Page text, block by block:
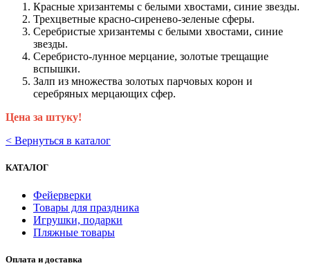
Красные хризантемы с белыми хвостами, синие звезды.
Трехцветные красно-сиренево-зеленые сферы.
Серебристые хризантемы с белыми хвостами, синие
звезды.
Серебристо-лунное мерцание, золотые трещащие
вспышки.
Залп из множества золотых парчовых корон и
серебряных мерцающих сфер.
Цена за штуку!
< Вернуться в каталог
КАТАЛОГ
Фейерверки
Товары для праздника
Игрушки, подарки
Пляжные товары
Оплата и доставка